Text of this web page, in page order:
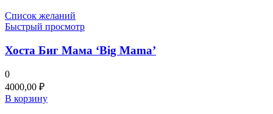
Список желаний
Быстрый просмотр
Хоста Биг Мама ‘Big Mama’
0
4000,00 ₽
В корзину